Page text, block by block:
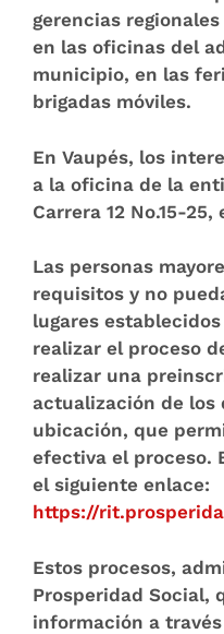
gerencias
en las oficinas del
municipio, en las
brigadas móviles.
En Vaupés, los
a la oficina de la
Carrera 12 No.15-
Las personas
requisitos y no
lugares
realizar el proceso
realizar una
actualización de los
ubicación, que
efectiva el proceso.
el siguiente enlace:
https://
Estos procesos,
Prosperidad Social,
información a